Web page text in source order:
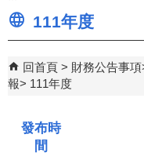
111年度
回首頁 財務公告事項
報
111年度
發布時
間